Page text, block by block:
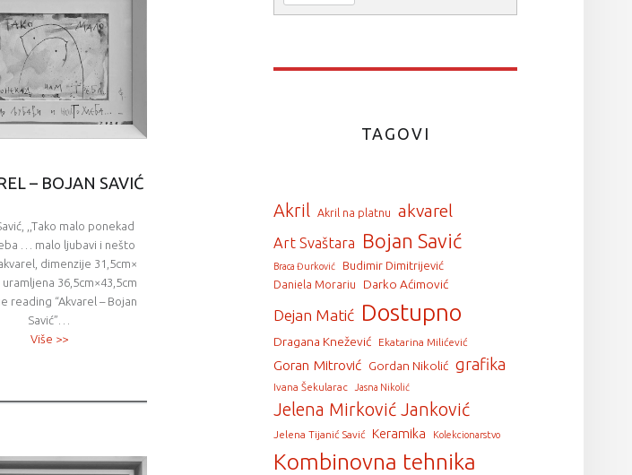
– BOJAN SAVIĆ
,,Tako malo ponekad
… malo ljubavi i nešto
dimenzije 31,5cm×
uramljena 36,5cm×43,5cm
reading “Akvarel – Bojan
Savić”…
Više >>
TAGOVI
Akril Akril na platnu akvarel
Art Svaštara Bojan Savić
Braca Đurković Budimir Dimitrijević
Daniela Morariu Darko Aćimović
Dejan Matić Dostupno
Dragana Knežević Ekatarina Milićević
Goran Mitrović Gordan Nikolić grafika
Ivana Šekularac Jasna Nikolić
Jelena Mirković Janković
Jelena Tijanić Savić Keramika Kolekcionarstvo
Kombinovna tehnika